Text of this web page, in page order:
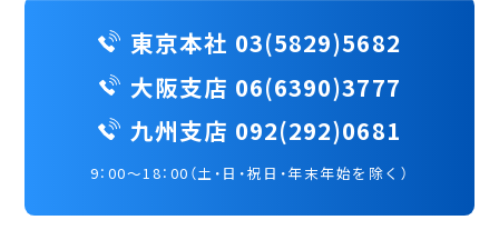
東京本社 03(5829)5682
大阪支店 06(6390)3777
九州支店 092(292)0681
9：00～18：00（土・日・祝日・年末年始を除く）